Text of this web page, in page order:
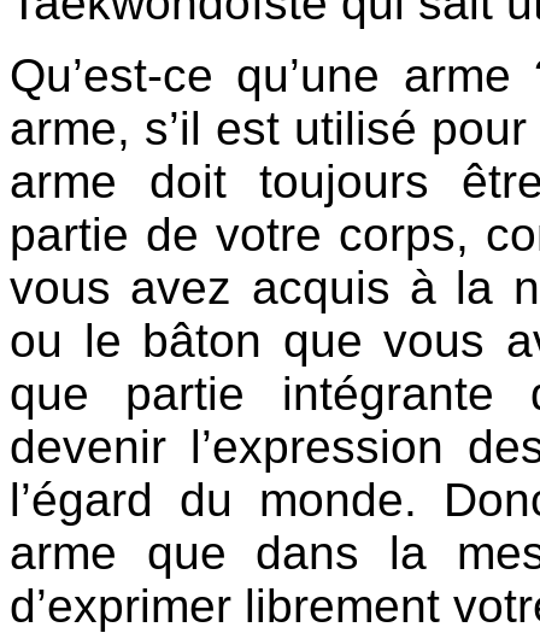
Qu’est-ce qu’une
arme, s’il est utilisé
arme doit toujours
partie de votre corps,
vous avez acquis à la
ou le bâton que vous
que partie intégrante
devenir l’expression
l’égard du monde.
arme que dans la
d’exprimer librement